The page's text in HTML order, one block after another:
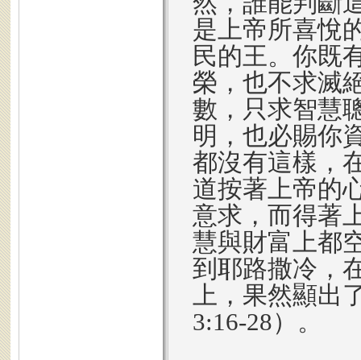
是上帝所喜悅
民的王。你既
榮，也不求滅
數，只求智慧
明，也必賜你
都沒有這樣，
道按著上帝的
意求，而得著
慧與財富上都
到耶路撒冷，
上，果然顯出
3:16-28）。